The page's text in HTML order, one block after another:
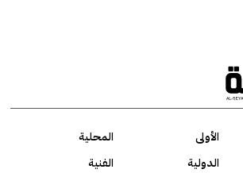
الأولى
المحلية
الدولية
الفنية